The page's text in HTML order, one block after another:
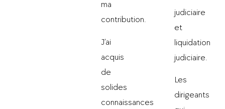
ma
contribution.
J’ai
acquis
de
solides
connaissances
judiciaire
et
liquidation
judiciaire.
Les
dirigeants